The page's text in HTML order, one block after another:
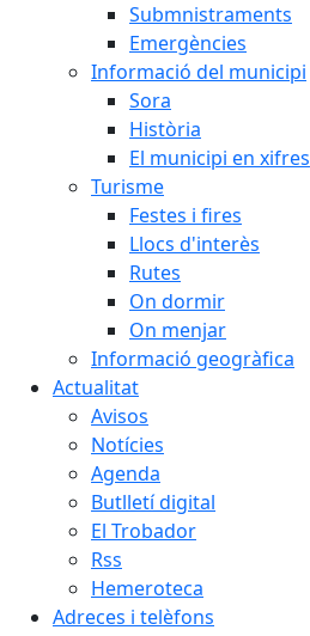
Submnistraments
Emergències
Informació del municipi
Sora
Història
El municipi en xifres
Turisme
Festes i fires
Llocs d'interès
Rutes
On dormir
On menjar
Informació geogràfica
Actualitat
Avisos
Notícies
Agenda
Butlletí digital
El Trobador
Rss
Hemeroteca
Adreces i telèfons